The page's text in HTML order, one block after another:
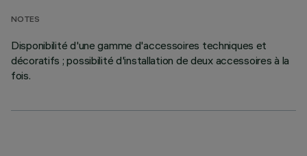
NOTES
Disponibilité d'une gamme d'accessoires techniques et
décoratifs ; possibilité d'installation de deux accessoires à la
fois.